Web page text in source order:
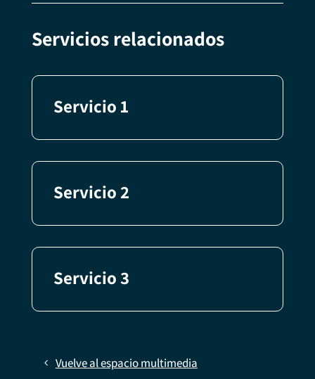
Servicios relacionados
Servicio 1
Servicio 2
Servicio 3
Vuelve al espacio multimedia